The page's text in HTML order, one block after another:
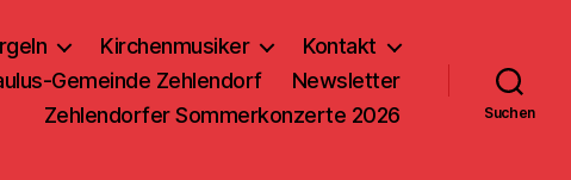
Kirchenmusiker
Kontakt
Gemeinde Zehlendorf
Newsletter
Zehlendorfer Sommerkonzerte 2026
Suchen